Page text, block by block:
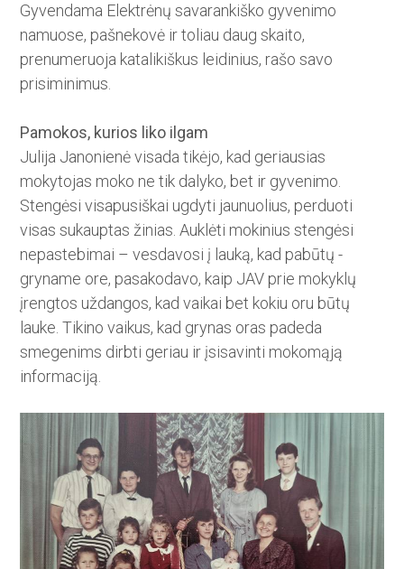
Gyvendama Elektrėnų savarankiško gyvenimo
namuose, pašnekovė ir toliau daug skaito,
prenumeruoja katalikiškus leidinius, rašo savo
prisiminimus.
Pamokos, kurios liko ilgam
Julija Janonienė visada tikėjo, kad geriausias
mokytojas moko ne tik dalyko, bet ir gyvenimo.
Stengėsi visapusiškai ugdyti jaunuolius, perduoti
visas sukauptas žinias. Auklėti mokinius stengėsi
nepastebimai – vesdavosi į lauką, kad pabūtų ­
gryname ore, pasakodavo, kaip JAV prie mokyklų
įrengtos uždangos, kad ­vaikai bet kokiu oru būtų
lauke. ­Tikino vaikus, kad grynas oras padeda
smegenims dirbti geriau ir įsisavinti mokomąją
informaciją.